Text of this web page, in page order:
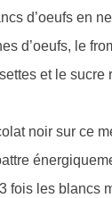
d’oeufs en
d’oeufs, le
et le sucre
noir sur ce
fois les blancs